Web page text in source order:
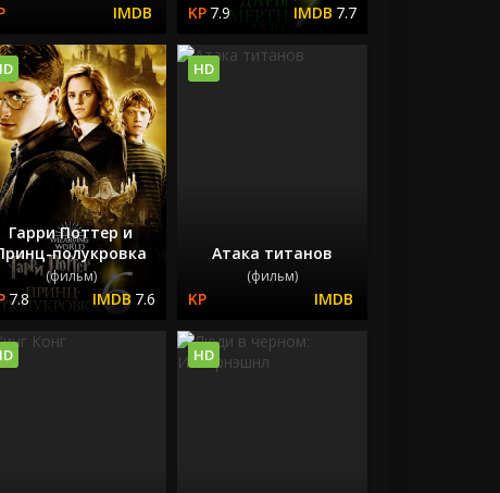
7.9 7.7
Гарри Поттер и
полукровка
(фильм)
7.8 7.6
Атака титанов
(фильм)
HD
HD